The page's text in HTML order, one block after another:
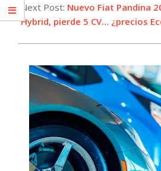
Next Post: Nuevo Fiat Pandina
Hybrid, pierde 5 CV… ¿precios